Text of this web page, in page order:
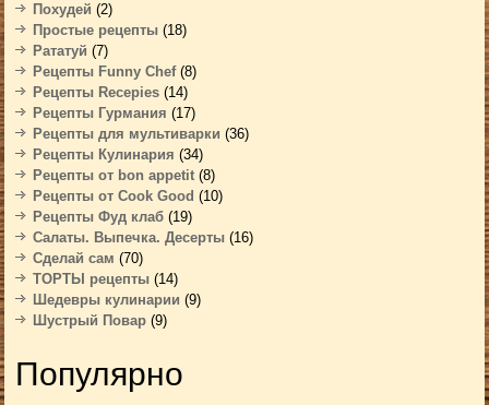
Похудей (2)
Простые рецепты (18)
Рататуй (7)
Рецепты Funny Chef(8)
Рецепты Recepies (14)
Рецепты Гурмания (17)
Рецепты для мультиварки (36)
Рецепты Кулинария (34)
Рецепты от bon appetit (8)
Рецепты от Cook Good (10)
Рецепты Фуд клаб (19)
Салаты. Выпечка. Десерты (16)
Сделай сам (70)
ТОРТЫ рецепты (14)
Шедевры кулинарии (9)
Шустрый Повар (9)
Популярно